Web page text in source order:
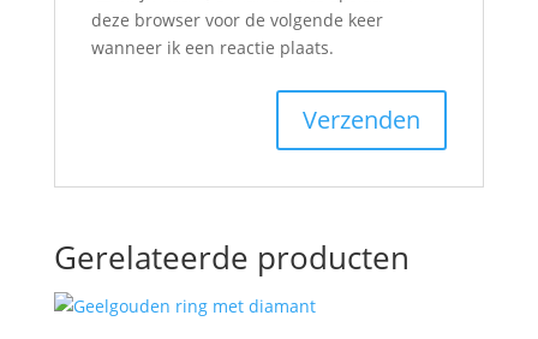
deze browser voor de volgende keer
wanneer ik een reactie plaats.
Gerelateerde producten